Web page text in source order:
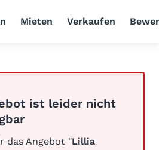
Mieten Verkaufen
ist leider nicht
das Angebot "Lillia